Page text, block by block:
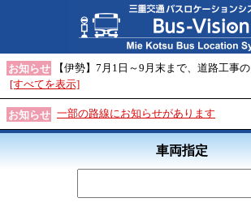
お知らせ
【伊勢】7月1日～9月末まで、道路工事
[すべてを表示]
お知らせ 一部の路線にお知らせがあります
車両指定